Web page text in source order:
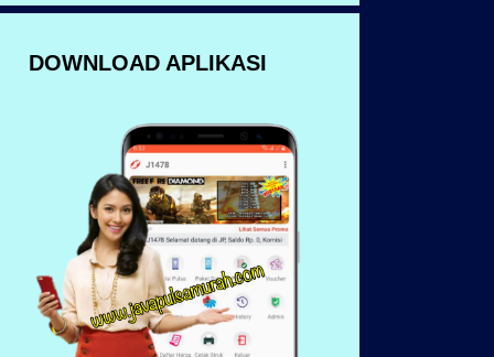
DOWNLOAD APLIKASI